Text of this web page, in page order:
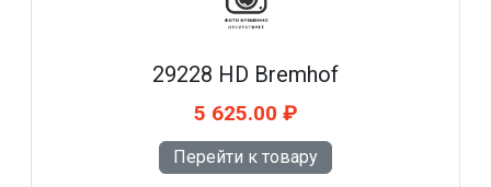
29228 HD Bremhof
5 625.00 ₽
Перейти к товару